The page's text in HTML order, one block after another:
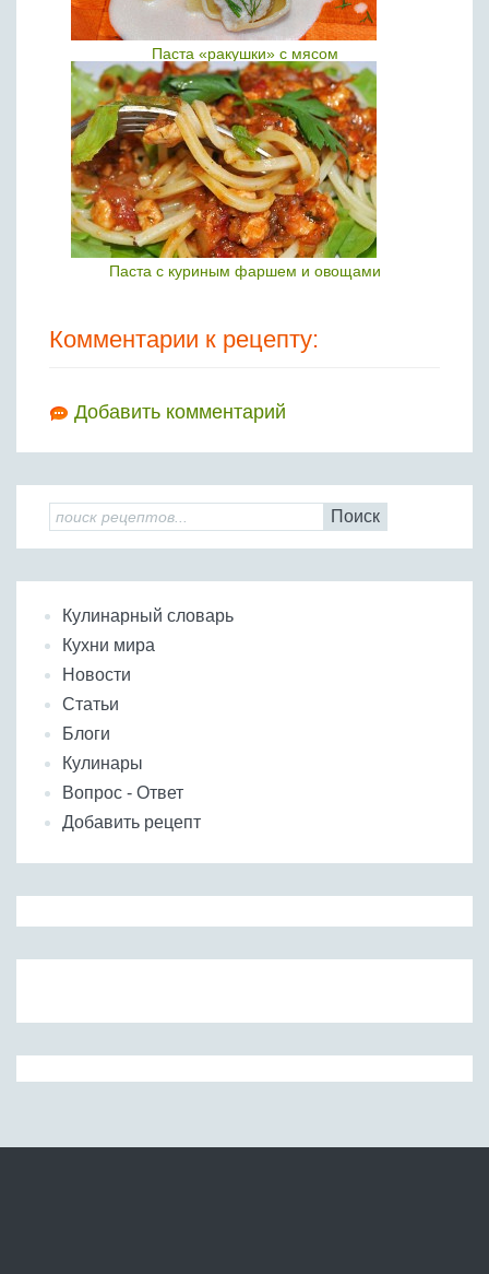
Паста «ракушки» с мясом
Паста с куриным фаршем и овощами
Комментарии к рецепту:
Добавить комментарий
Поиск
Кулинарный словарь
Кухни мира
Новости
Статьи
Блоги
Кулинары
Вопрос - Ответ
Добавить рецепт